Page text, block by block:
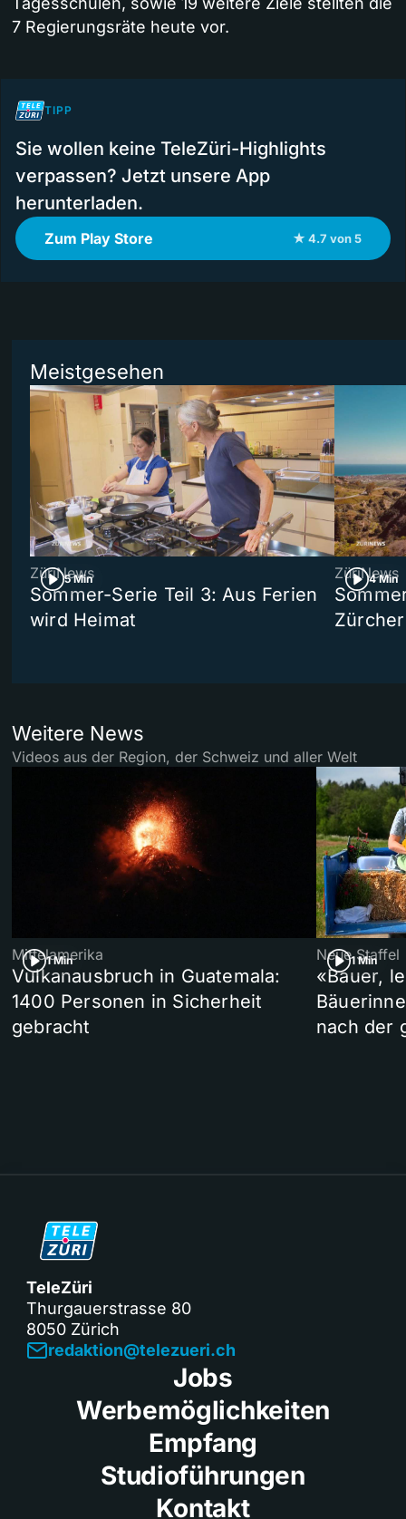
7 Regierungsräte heute vor.
TIPP
Sie wollen keine TeleZüri-Highlights
verpassen? Jetzt unsere App
herunterladen.
Zum Play Store ★ 4.7 von 5
Meistgesehen
5 Min
ZüriNews
Sommer-Serie Teil 3: Aus Ferien
wird Heimat
4 Min
ZüriNews
Weitere News
Videos aus der Region, der Schweiz und aller Welt
1 Min
Mittelamerika
Vulkanausbruch in Guatemala:
1400 Personen in Sicherheit
gebracht
1 Min
Neue Staffel
«Bauer,
nach der
TeleZüri
Thurgauerstrasse 80
8050 Zürich
redaktion@telezueri.ch
Jobs
Werbemöglichkeiten
Empfang
Studioführungen
Kontakt